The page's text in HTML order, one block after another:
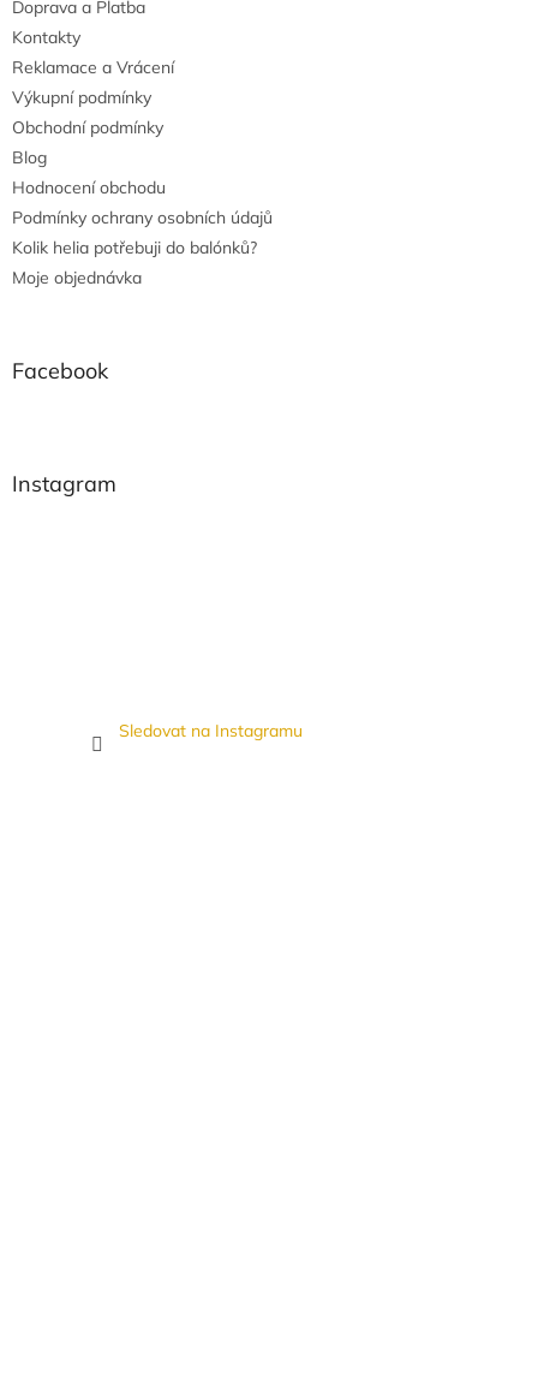
Doprava a Platba
Kontakty
Reklamace a Vrácení
Výkupní podmínky
Obchodní podmínky
Blog
Hodnocení obchodu
Podmínky ochrany osobních údajů
Kolik helia potřebuji do balónků?
Moje objednávka
Facebook
Instagram
Sledovat na Instagramu